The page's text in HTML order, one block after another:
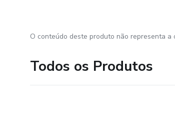
O conteúdo deste produto não representa a
Todos os Produtos